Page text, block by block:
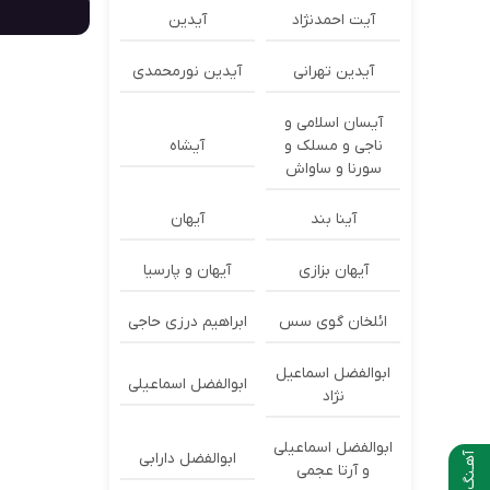
آیت احمدنژاد آیدین
آیدین تهرانی آیدین نورمحمدی
آیسان اسلامی و
ناجی و مسلک و
سورنا و ساواش
آیشاه
آینا بند آیهان
آیهان بزازی آیهان و پارسیا
ائلخان گوی سس ابراهیم درزی حاجی
ابوالفضل اسماعیل
نژاد
ابوالفضل اسماعیلی
ابوالفضل اسماعیلی
و آرتا عجمی
ابوالفضل دارابی